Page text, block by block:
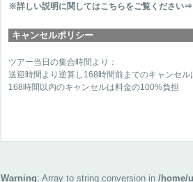
※詳しい説明に関してはこちらをご覧ください⇒
キャンセルポリシー
ツアー当日の集合時間より：
送迎時間より逆算し168時間前までのキャンセル
168時間以内のキャンセルは料金の100%負担
Warning: Array to string conversion in/home/